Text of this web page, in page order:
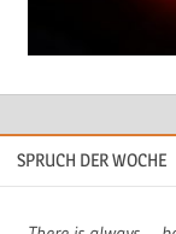
SPRUCH DER WOCHE